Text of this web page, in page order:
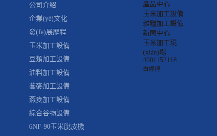
公司介紹
企業(yè)文化
發(fā)展歷程
產品中心
玉米加工設備
豆類加工設備
油料加工設備
蕎麥加工設備
燕麥加工設備
綜合谷物設備
玉米加工設備
6NF-90玉米脫皮機
雜糧加工設備
新聞中心
玉米加工現
(xiàn)場
4001152118
白經理